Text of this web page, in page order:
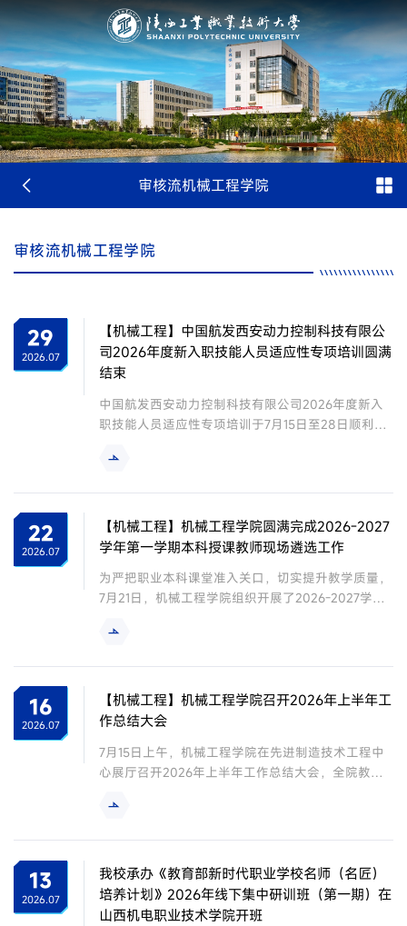
审核流机械工程学院
审核流机械工程学院
29
2026.07
【机械工程】中国航发西安动力控制科技有限公
司2026年度新入职技能人员适应性专项培训圆满
结束
中国航发西安动力控制科技有限公司2026年度新入
职技能人员适应性专项培训于7月15日至28日顺利进
化、专业化集训，全部通过考核并取得结业证书，7
定制了“理论+实操”一体化培训方案。课程体系涵盖
机械制图、公差配合与技术测量、典型零件加工工
构建起系统扎实的知识框架。...
22
2026.07
【机械工程】机械工程学院圆满完成2026-2027
学年第一学期本科授课教师现场遴选工作
为严把职业本科课堂准入关口，切实提升教学质量，
7月21日，机械工程学院组织开展了2026-2027学年
支书记侯涛、副院长王建军、教学办、工程技术训练
鹏、本科生教学部副部长杨延波、教务处、人事处全
程出席指导。活动启动会由王建军主持。王建军在动
局，...
16
2026.07
【机械工程】机械工程学院召开2026年上半年工
作总结大会
7月15日上午，机械工程学院在先进制造技术工程中
心展厅召开2026年上半年工作总结大会，全院教职
务，凝聚奋进力量。会议由教学办主任吴玉文主持。
牢意识形态工作思想根基。随后，党总支副书记郭旭
华宣读了校党委干部任免文件，新任学工办主任常雪
娇、工程技术训练中心主任邬凯分别作表态发言，...
13
2026.07
我校承办《教育部新时代职业学校名师（名匠）
培养计划》2026年线下集中研训班（第一期）在
山西机电职业技术学院开班